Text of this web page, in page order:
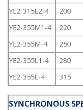
YE2-315L2-4
200
YE2-355M1-4
220
YE2-355M-4
250
YE2-355L1-4
280
YE2-355L-4
315
SYNCHRONOUS